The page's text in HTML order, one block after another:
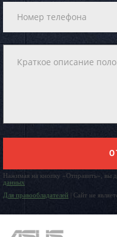
Нажимая на кнопку «Отправить», вы
данных
Для правообладателей | Сайт не